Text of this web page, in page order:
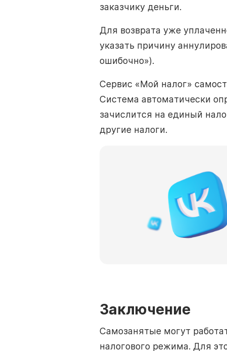
заказчику деньги.
Для возврата уже
указать причину
ошибочно»).
Сервис «Мой налог»
Система автоматически
зачислится на единый
другие налоги.
Заключение
Самозанятые могут
налогового режима. Для